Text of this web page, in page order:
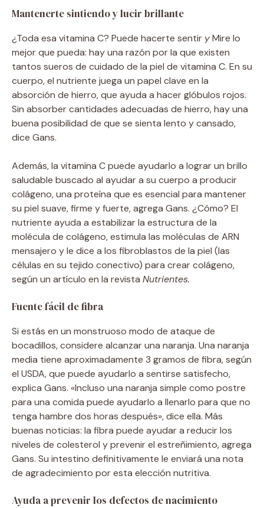
Mantenerte sintiendo y lucir brillante
¿Toda esa vitamina C? Puede hacerte sentir yMire lo
mejor que pueda: hay una razón por la que existen
tantos sueros de cuidado de la piel de vitamina C. En su
cuerpo, el nutriente juega un papel clave en la
absorción de hierro, que ayuda a hacer glóbulos rojos.
Sin absorber cantidades adecuadas de hierro, hay una
buena posibilidad de que se sienta lento y cansado,
dice Gans.
Además, la vitamina C puede ayudarlo a lograr un brillo
saludable buscado al ayudar a su cuerpo a producir
colágeno, una proteína que es esencial para mantener
su piel suave, firme y fuerte, agrega Gans. ¿Cómo? El
nutriente ayuda a estabilizar la estructura de la
molécula de colágeno, estimula las moléculas de ARN
mensajero y le dice a los fibroblastos de la piel (las
células en su tejido conectivo) para crear colágeno,
según un artículo en la revista Nutrientes.
Fuente fácil de fibra
Si estás en un monstruoso modo de ataque de
bocadillos, considere alcanzar una naranja. Una naranja
media tiene aproximadamente 3 gramos de fibra, según
el USDA, que puede ayudarlo a sentirse satisfecho,
explica Gans. «Incluso una naranja simple como postre
para una comida puede ayudarlo a llenarlo para que no
tenga hambre dos horas después», dice ella. Más
buenas noticias: la fibra puede ayudar a reducir los
niveles de colesterol y prevenir el estreñimiento, agrega
Gans. Su intestino definitivamente le enviará una nota
de agradecimiento por esta elección nutritiva.
Ayuda a prevenir los defectos de nacimiento